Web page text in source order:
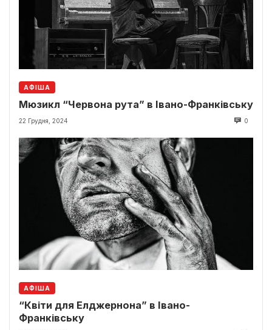
АФІША
Мюзикл “Червона рута” в Івано-Франківську
22 Грудня, 2024 0
АФІША
“Квіти для Елджернона” в Івано-
Франківську